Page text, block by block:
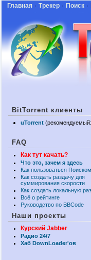
Главная · Трекер · Поиск ·
BitTorrent клиенты
uTorrent (рекомендуемый:
FAQ
Как тут качать?
Что это, зачем я здесь
Как пользоваться Поиском
Как создать раздачу для
суммирования скорости
Как создать локальную
Всё о рейтинге
Руководство по BBCode
Наши проекты
Курский Jabber
Радио 24/7
Хаб DownLoader'ов